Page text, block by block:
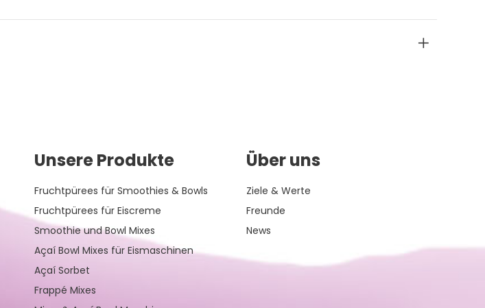
Unsere Produkte
Fruchtpürees für Smoothies & Bowls
Fruchtpürees für Eiscreme
Smoothie und Bowl Mixes
Açaí Bowl Mixes für Eismaschinen
Açaí Sorbet
Frappé Mixes
Über uns
Ziele & Werte
Freunde
News